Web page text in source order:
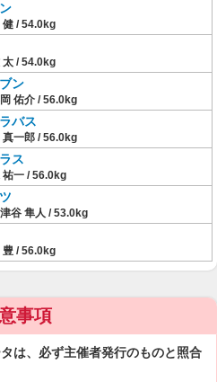
健 / 54.0kg
太 / 54.0kg
ン
佑介 / 56.0kg
バス
真一郎 / 56.0kg
ス
祐一 / 56.0kg
谷 隼人 / 53.0kg
豊 / 56.0kg
事項
は、必ず主催者発行のものと照合